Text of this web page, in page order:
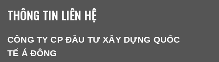
THÔNG TIN LIÊN HỆ
CÔNG TY CP ĐẦU TƯ XÂY DỰNG QUỐC
TẾ Á ĐÔNG